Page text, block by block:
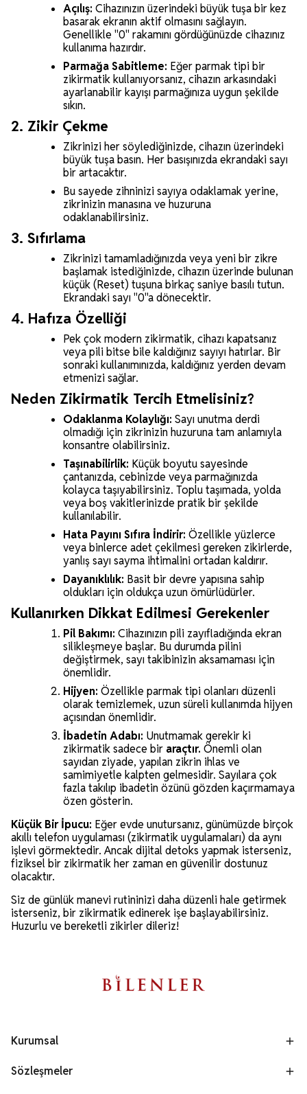
Açılış: Cihazınızın üzerindeki büyük tuşa bir kez
basarak ekranın aktif olmasını sağlayın.
Genellikle "0" rakamını gördüğünüzde cihazınız
kullanıma hazırdır.
Parmağa Sabitleme: Eğer parmak tipi bir
zikirmatik kullanıyorsanız, cihazın arkasındaki
ayarlanabilir kayışı parmağınıza uygun şekilde
sıkın.
2. Zikir Çekme
Zikrinizi her söylediğinizde, cihazın üzerindeki
büyük tuşa basın. Her basışınızda ekrandaki sayı
bir artacaktır.
Bu sayede zihninizi sayıya odaklamak yerine,
zikrinizin manasına ve huzuruna
odaklanabilirsiniz.
3. Sıfırlama
Zikrinizi tamamladığınızda veya yeni bir zikre
başlamak istediğinizde, cihazın üzerinde bulunan
küçük (Reset) tuşuna birkaç saniye basılı tutun.
Ekrandaki sayı "0"a dönecektir.
4. Hafıza Özelliği
Pek çok modern zikirmatik, cihazı kapatsanız
veya pili bitse bile kaldığınız sayıyı hatırlar. Bir
sonraki kullanımınızda, kaldığınız yerden devam
etmenizi sağlar.
Neden Zikirmatik Tercih Etmelisiniz?
Odaklanma Kolaylığı: Sayı unutma derdi
olmadığı için zikrinizin huzuruna tam anlamıyla
konsantre olabilirsiniz.
Taşınabilirlik: Küçük boyutu sayesinde
çantanızda, cebinizde veya parmağınızda
kolayca taşıyabilirsiniz. Toplu taşımada, yolda
veya boş vakitlerinizde pratik bir şekilde
kullanılabilir.
Hata Payını Sıfıra İndirir: Özellikle yüzlerce
veya binlerce adet çekilmesi gereken zikirlerde,
yanlış sayı sayma ihtimalini ortadan kaldırır.
Dayanıklılık: Basit bir devre yapısına sahip
oldukları için oldukça uzun ömürlüdürler.
Kullanırken Dikkat Edilmesi Gerekenler
Pil Bakımı: Cihazınızın pili zayıfladığında ekran
silikleşmeye başlar. Bu durumda pilini
değiştirmek, sayı takibinizin aksamaması için
önemlidir.
Hijyen: Özellikle parmak tipi olanları düzenli
olarak temizlemek, uzun süreli kullanımda hijyen
açısından önemlidir.
İbadetin Adabı: Unutmamak gerekir ki
zikirmatik sadece bir araçtır. Önemli olan
sayıdan ziyade, yapılan zikrin ihlas ve
samimiyetle kalpten gelmesidir. Sayılara çok
fazla takılıp ibadetin özünü gözden kaçırmamaya
özen gösterin.
Küçük Bir İpucu: Eğer evde unutursanız, günümüzde birçok
akıllı telefon uygulaması (zikirmatik uygulamaları) da aynı
işlevi görmektedir. Ancak dijital detoks yapmak isterseniz,
fiziksel bir zikirmatik her zaman en güvenilir dostunuz
olacaktır.
Siz de günlük manevi rutininizi daha düzenli hale getirmek
isterseniz, bir zikirmatik edinerek işe başlayabilirsiniz.
Huzurlu ve bereketli zikirler dileriz!
Kurumsal
Sözleşmeler